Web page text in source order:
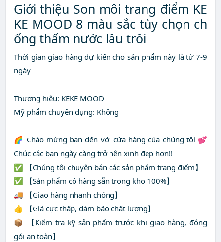
Giới thiệu Son môi trang điểm KE
KE MOOD 8 màu sắc tùy chọn ch
ống thấm nước lâu trôi
Thời gian giao hàng dự kiến cho sản phẩm này là từ 7-9
ngày
Thương hiệu: KEKE MOOD
Mỹ phẩm chuyên dụng: Không
🌈 Chào mừng bạn đến với cửa hàng của chúng tôi 💕
Chúc các bạn ngày càng trở nên xinh đẹp hơn!!
✅ 【Chúng tôi chuyên bán các sản phẩm trang điểm】
✅ 【Sản phẩm có hàng sẵn trong kho 100%】
🚚 【Giao hàng nhanh chóng】
👍 【Giá cực thấp, đảm bảo chất lượng】
📦 【Kiểm tra kỹ sản phẩm trước khi giao hàng, đóng
gói an toàn】